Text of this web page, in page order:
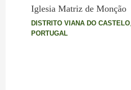
Iglesia Matriz de Monção
DISTRITO VIANA DO CASTELO,
PORTUGAL